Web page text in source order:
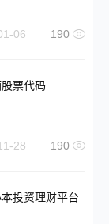
06 190
票代码
28 190
投资理财平台